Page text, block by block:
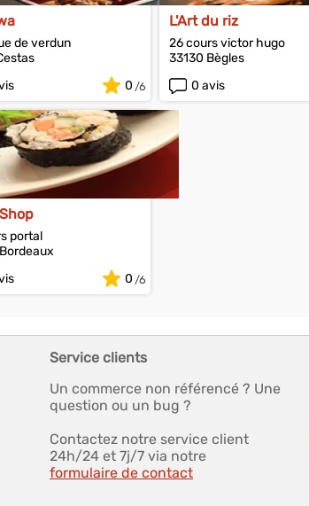
de verdun
0
L'Art du riz
26 cours victor hugo
33130 Bègles
0 avis
portal
0
Service clients
Un commerce non référencé ? Une
question ou un bug ?
Contactez notre service client
24h/24 et 7j/7 via notre
formulaire de contact